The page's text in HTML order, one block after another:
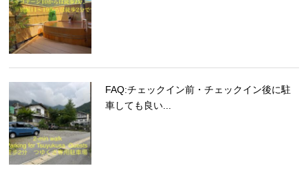
FAQ:チェックイン前・チェックイン後に駐
車しても良い...